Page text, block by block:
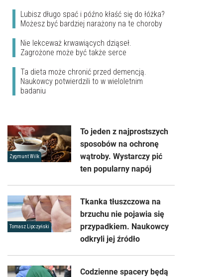
Lubisz długo spać i późno kłaść się do łóżka?
Możesz być bardziej narażony na te choroby
Nie lekceważ krwawiących dziąseł.
Zagrożone może być także serce
Ta dieta może chronić przed demencją.
Naukowcy potwierdzili to w wieloletnim
badaniu
Zygmunt Wilk
To jeden z najprostszych
sposobów na ochronę
wątroby. Wystarczy pić
ten popularny napój
Tomasz Lipczyński
Tkanka tłuszczowa na
brzuchu nie pojawia się
przypadkiem. Naukowcy
odkryli jej źródło
Codzienne spacery będą